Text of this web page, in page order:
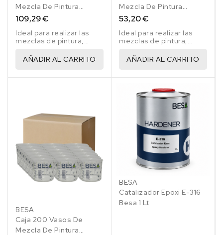
Mezcla De Pintura
Reglados Besa 1400 Ml
109,29 €
Ideal para realizar las
mezclas de pintura,
resinas, etc..
AÑADIR AL CARRITO
Mezcla De Pintura
Reglados Besa 385 Ml
53,20 €
Ideal para realizar las
mezclas de pintura,
resinas, etc..
AÑADIR AL CARRITO
BESA
Caja 200 Vasos De
Mezcla De Pintura
BESA
Catalizador Epoxi E-316
Besa 1 Lt